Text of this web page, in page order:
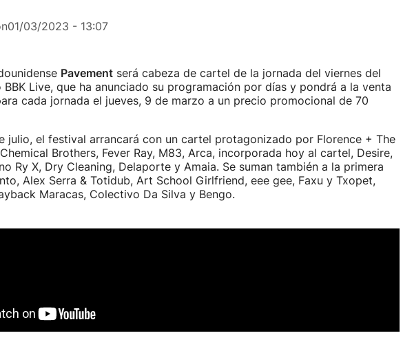
01/03/2023 - 13:07
Pavementserá cabeza de cartel de la jornada del viernes del
Live, que ha anunciado su programación por días y pondrá a la venta
cada jornada el jueves, 9 de marzo a un precio promocional de 70
julio, el festival arrancará con un cartel protagonizado por Florence + The
Brothers, Fever Ray, M83, Arca, incorporada hoy al cartel, Desire,
Ry X, Dry Cleaning, Delaporte y Amaia. Se suman también a la primera
Alex Serra & Totidub, Art School Girlfriend, eee gee, Faxu y Txopet,
Maracas, Colectivo Da Silva y Bengo.